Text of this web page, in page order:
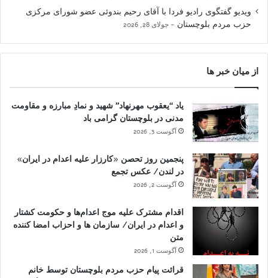
ویدیو گفتگوی رادیو فردا با آقای رحیم بندوئی عضو شورای مرکزی
حزب مردم بلوچستان
جولای 28, 2026
از میان خبر ها
یاد “یعقوب مهرنهاد” شهید و نمادِ مبارزه و مقاومت
مدنی در بلوچستان گرامی باد
آگوست 3, 2026
پنجمین روز تحصن «کارزار علیه اعدام در ایران»
در لندن/ عکس تجمع
آگوست 2, 2026
اقدام مشترک علیه موج اعدام‌ها و حکومت کشتار
و اعدام در ایران/ سازمان ها و احزاب امضا کننده
متن
آگوست 1, 2026
قرائت پیام حزب مردم بلوچستان توسط خانم